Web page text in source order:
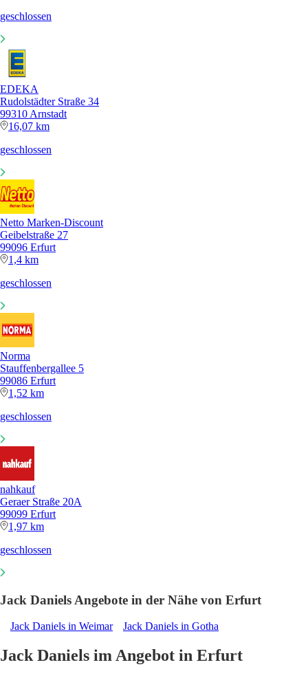
geschlossen
EDEKA
Rudolstädter Straße 34
99310 Arnstadt
16,07 km
geschlossen
Netto Marken-Discount
Geibelstraße 27
99096 Erfurt
1,4 km
geschlossen
Norma
Stauffenbergallee 5
99086 Erfurt
1,52 km
geschlossen
nahkauf
Geraer Straße 20A
99099 Erfurt
1,97 km
geschlossen
Jack Daniels Angebote in der Nähe von Erfurt
Jack Daniels in Weimar Jack Daniels in Gotha
Jack Daniels im Angebot in Erfurt